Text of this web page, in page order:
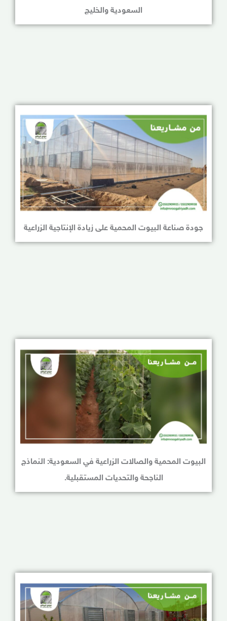
السعودية والخليج
جودة صناعة البيوت المحمية على زيادة الإنتاجية الزراعية
البيوت المحمية والصالات الزراعية في السعودية: النماذج
الناجحة والتحديات المستقبلية.